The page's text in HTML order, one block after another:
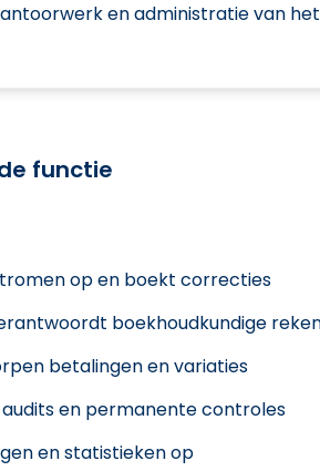
en administratie van het
functie
op en boekt correcties
boekhoudkundige
betalingen en variaties
en permanente controles
en statistieken op